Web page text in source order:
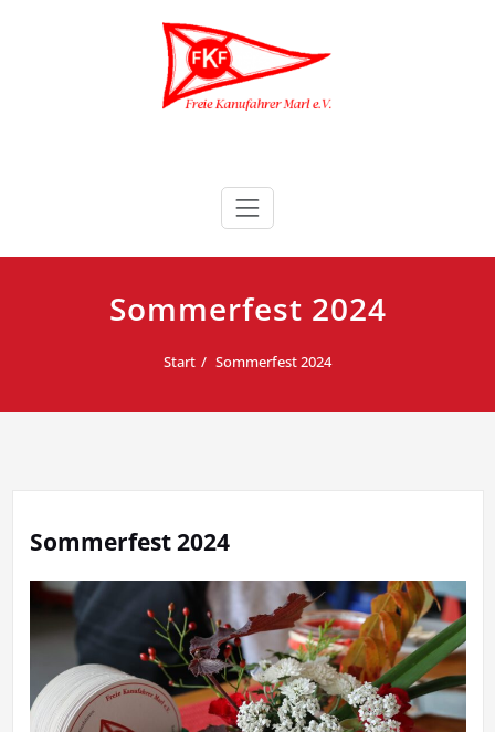
Freie Kanufahrer Marl e.V.
Sommerfest 2024
Start Sommerfest 2024
Sommerfest 2024